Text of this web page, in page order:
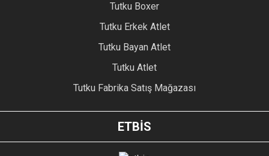
Tutku Boxer
Tutku Erkek Atlet
Tutku Bayan Atlet
Tutku Atlet
Tutku Fabrika Satış Mağazası
ETBİS